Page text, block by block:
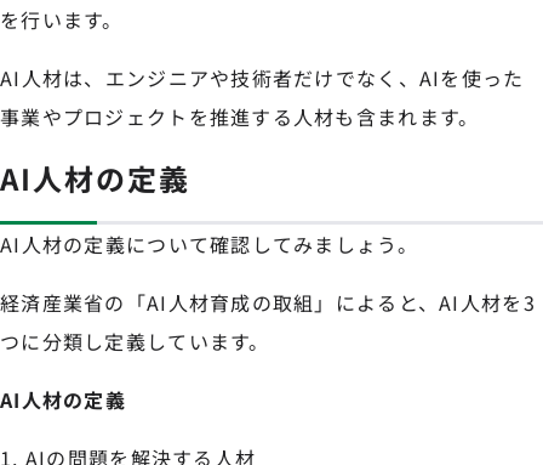
を行います。
AI人材は、エンジニアや技術者だけでなく、AIを使った
事業やプロジェクトを推進する人材も含まれます。
AI人材の定義
AI人材の定義について確認してみましょう。
経済産業省の「AI人材育成の取組」によると、AI人材を3
つに分類し定義しています。
AI人材の定義
AIの問題を解決する人材